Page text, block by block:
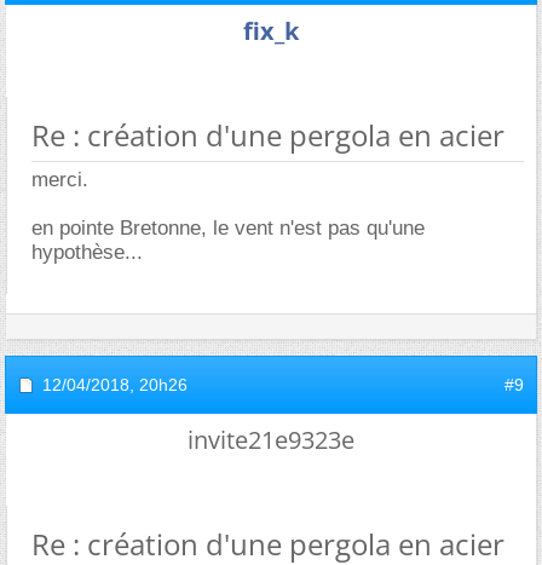
fix_k
Re : création d'une pergola en acier
merci.
en pointe Bretonne, le vent n'est pas qu'une
hypothèse...
12/04/2018, 20h26 #9
invite21e9323e
Re : création d'une pergola en acier